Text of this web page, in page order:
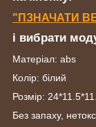
"ПЗНАЧАТИ
і вибрати
Матеріал: abs
Колір: білий
Розмір:
Без запаху,